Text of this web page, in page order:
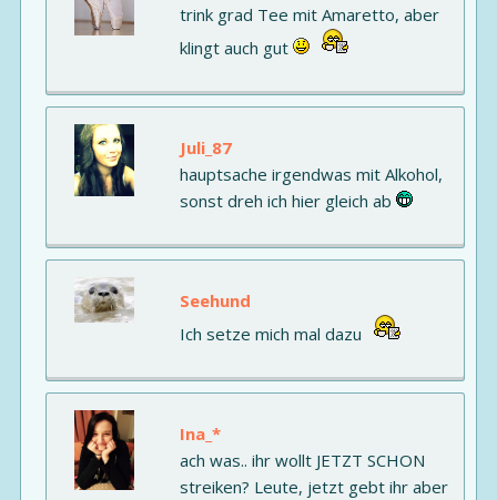
trink grad Tee mit Amaretto, aber
klingt auch gut
Juli_87
hauptsache irgendwas mit Alkohol,
sonst dreh ich hier gleich ab
Seehund
Ich setze mich mal dazu
Ina_*
ach was.. ihr wollt JETZT SCHON
streiken? Leute, jetzt gebt ihr aber